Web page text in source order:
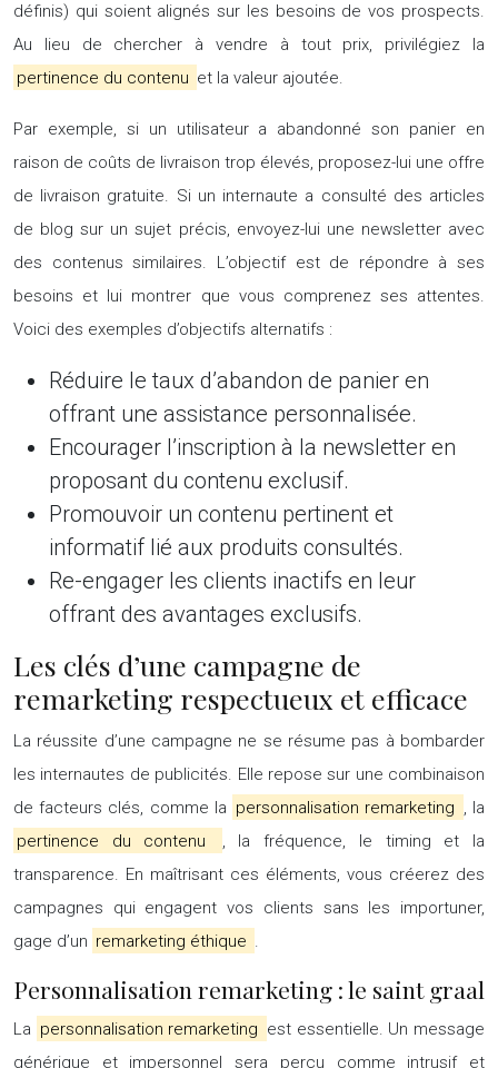
définis) qui soient alignés sur les besoins de vos prospects.
Au lieu de chercher à vendre à tout prix, privilégiez la
pertinence du contenu et la valeur ajoutée.
Par exemple, si un utilisateur a abandonné son panier en
raison de coûts de livraison trop élevés, proposez-lui une offre
de livraison gratuite. Si un internaute a consulté des articles
de blog sur un sujet précis, envoyez-lui une newsletter avec
des contenus similaires. L’objectif est de répondre à ses
besoins et lui montrer que vous comprenez ses attentes.
Voici des exemples d’objectifs alternatifs :
Réduire le taux d’abandon de panier en
offrant une assistance personnalisée.
Encourager l’inscription à la newsletter en
proposant du contenu exclusif.
Promouvoir un contenu pertinent et
informatif lié aux produits consultés.
Re-engager les clients inactifs en leur
offrant des avantages exclusifs.
Les clés d’une campagne de
remarketing respectueux et efficace
La réussite d’une campagne ne se résume pas à bombarder
les internautes de publicités. Elle repose sur une combinaison
de facteurs clés, comme la personnalisation remarketing
, la
pertinence du contenu
, la fréquence, le timing et la
transparence. En maîtrisant ces éléments, vous créerez des
campagnes qui engagent vos clients sans les importuner,
gage d’un remarketing éthique
Personnalisation remarketing : le saint graal
La personnalisation remarketing est essentielle. Un message
générique et impersonnel sera perçu comme intrusif et